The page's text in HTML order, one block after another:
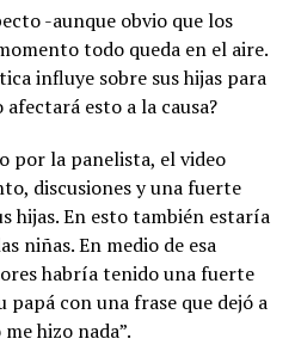
-aunque obvio que los
todo queda en el aire.
influye sobre sus hijas para
afectará esto a la causa?
por la panelista, el video
discusiones y una fuerte
hijas. En esto también estaría
niñas. En medio de esa
habría tenido una fuerte
papá con una frase que dejó a
hizo nada”.